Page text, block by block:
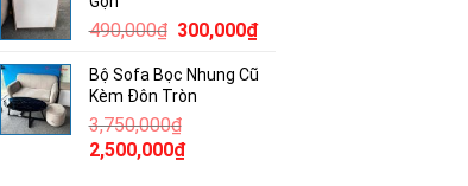
2,300,000₫.
1,800,000₫.
490,000₫ Giá
là:
490,000₫.
300,000₫Giá
tại
Bộ Sofa Bọc Nhung Cũ
Kèm Đôn Tròn
3,750,000₫
Giá
2,500,000₫Giá